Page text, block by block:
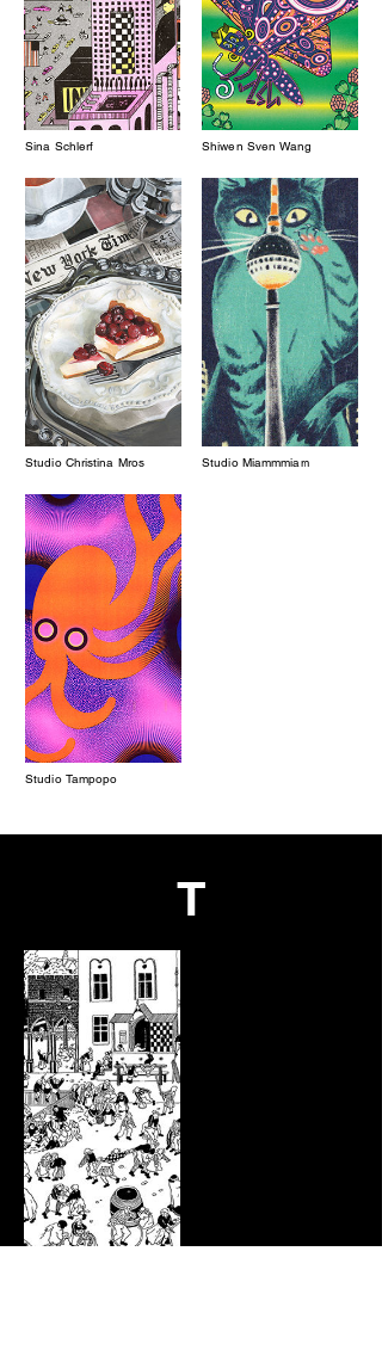
Sina Schlerf
Studio Christina Mros
Shiwen Sven Wang
Studio Miammmiam
Studio Tampopo
T